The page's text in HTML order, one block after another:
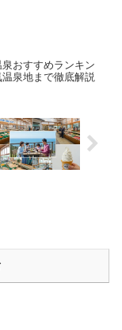
泉おすすめランキン
泉地まで徹底解説